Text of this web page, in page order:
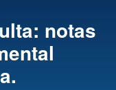
notas